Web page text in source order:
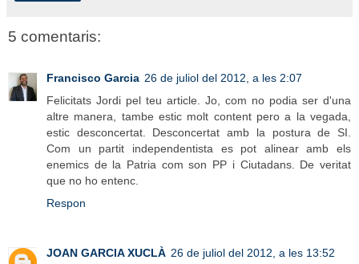
5 comentaris:
Francisco Garcia 26 de juliol del 2012, a les 2:07
Felicitats Jordi pel teu article. Jo, com no podia ser d'una
altre manera, tambe estic molt content pero a la vegada,
estic desconcertat. Desconcertat amb la postura de SI.
Com un partit independentista es pot alinear amb els
enemics de la Patria com son PP i Ciutadans. De veritat
que no ho entenc.
Respon
JOAN GARCIA XUCLÀ 26 de juliol del 2012, a les 13:52